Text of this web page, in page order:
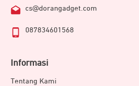
cs@dorangadget.com
087834601568
Informasi
Tentang Kami